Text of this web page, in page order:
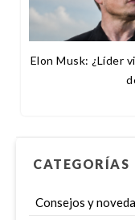
Elon Musk: ¿Líder
CATEGORÍAS
Consejos y